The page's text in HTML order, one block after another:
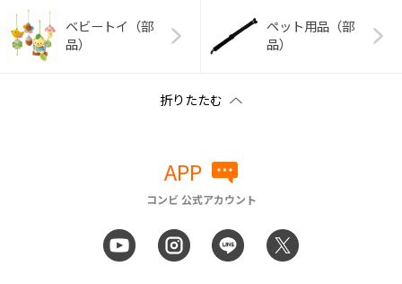
ベビートイ（部
品）
ペット用品（部
品）
APP
コンビ 公式アカウント